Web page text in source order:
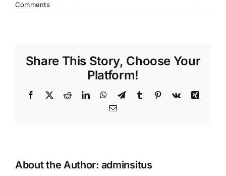
Comments
Share This Story, Choose Your
Platform!
Facebook
X RedditLinkedInWhatsApp
TelegramTumblr Pinterest
Vk
Xing
Email
About the Author: adminsitus